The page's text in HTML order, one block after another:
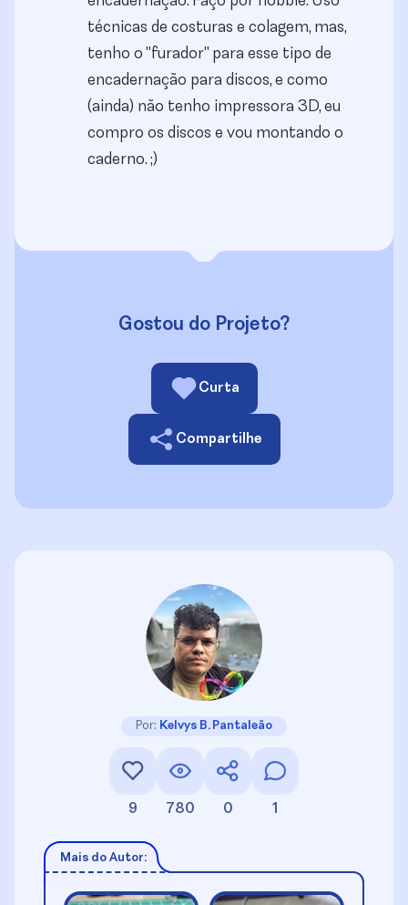
técnicas de costuras e colagem, mas,
tenho o "furador" para esse tipo de
encadernação para discos, e como
(ainda) não tenho impressora 3D, eu
compro os discos e vou montando o
caderno. ;)
Gostou do Projeto?
Curta
Compartilhe
Por: Kelvys B. Pantaleão
9 780 0 1
Mais do Autor: